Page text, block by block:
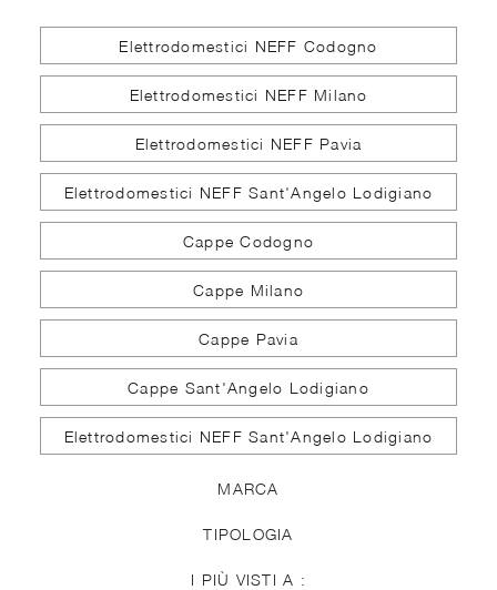
Elettrodomestici NEFF Codogno
Elettrodomestici NEFF Milano
Elettrodomestici NEFF Pavia
Elettrodomestici NEFF Sant'Angelo Lodigiano
Cappe Codogno
Cappe Milano
Cappe Pavia
Cappe Sant'Angelo Lodigiano
Elettrodomestici NEFF Sant'Angelo Lodigiano
MARCA
TIPOLOGIA
I PIÙ VISTI A :